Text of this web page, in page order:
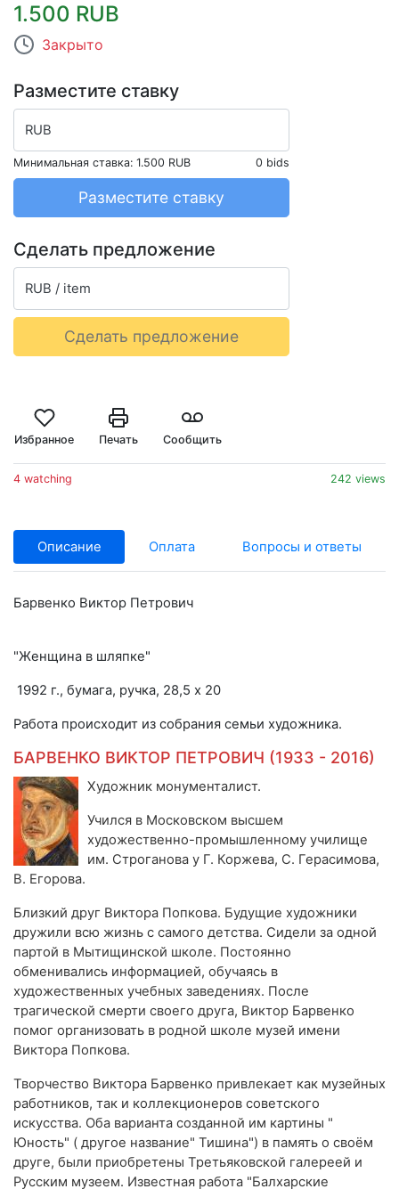
1.500 RUB
Закрыто
Разместите ставку
RUB
Минимальная ставка: 1.500 RUB 0 bids
Разместите ставку
Сделать предложение
RUB / item
Сделать предложение
Избранное Печать Сообщить
4 watching 242 views
Описание Оплата Вопросы и ответы
Барвенко Виктор Петрович
"Женщина в шляпке"
1992 г., бумага, ручка, 28,5 х 20
Работа происходит из собрания семьи художника.
БАРВЕНКО ВИКТОР ПЕТРОВИЧ (1933 - 2016)
Художник монументалист.
Учился в Московском высшем
художественно-промышленному училище
им. Строганова у Г. Коржева, С. Герасимова,
В. Егорова.
Близкий друг Виктора Попкова. Будущие художники
дружили всю жизнь с самого детства. Сидели за одной
партой в Мытищинской школе. Постоянно
обменивались информацией, обучаясь в
художественных учебных заведениях. После
трагической смерти своего друга, Виктор Барвенко
помог организовать в родной школе музей имени
Виктора Попкова.
Творчество Виктора Барвенко привлекает как музейных
работников, так и коллекционеров советского
искусства. Оба варианта созданной им картины "
Юность" ( другое название" Тишина") в память о своём
друге, были приобретены Третьяковской галереей и
Русским музеем. Известная работа "Балхарские